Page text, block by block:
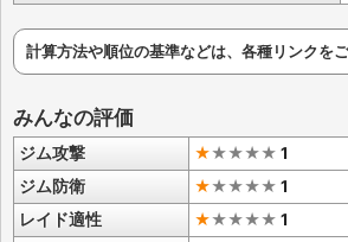
計算方法や順位の基準などは、各種リンクをご
みんなの評価
ジム攻撃 ★★★★★ 1
ジム防衛
★★★★★ 1
レイド適性
★★★★★ 1